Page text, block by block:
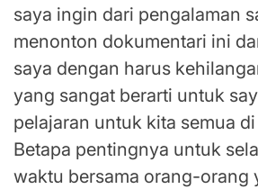
saya ingin dari pengalaman
menonton dokumentari ini
saya dengan harus
yang sangat berarti untuk
pelajaran untuk kita semua
Betapa pentingnya untuk
waktu bersama orang-orang